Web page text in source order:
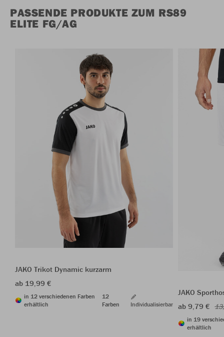
PASSENDE PRODUKTE ZUM RS89
ELITE FG/AG
JAKO Trikot Dynamic kurzarm
ab 19,99 €
in 12 verschiedenen Farben
erhältlich
12
Farben
Individualisierbar
JAKO
ab 9,79 €
in 19
erhältlich